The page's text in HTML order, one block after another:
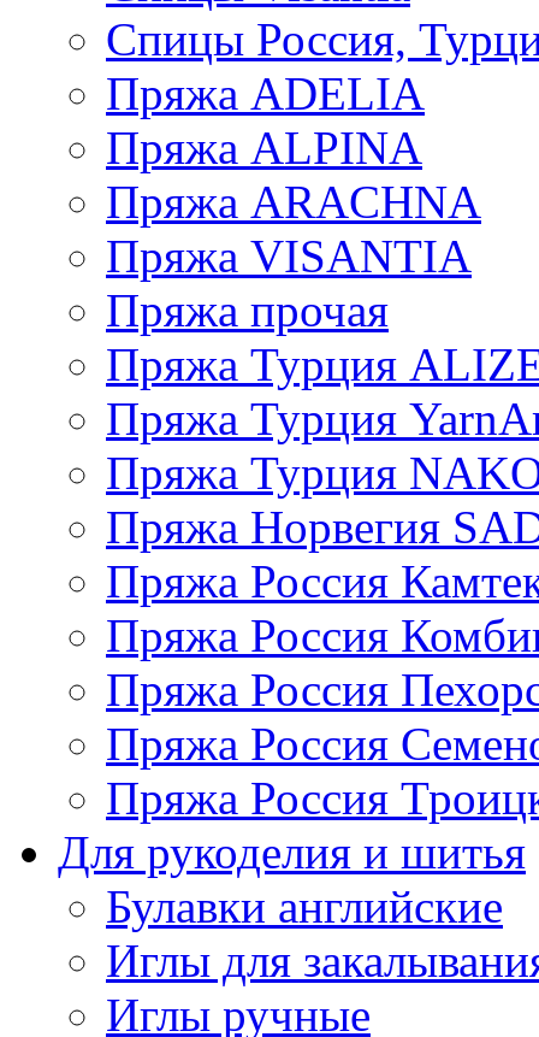
Спицы Россия,
Пряжа ADELIA
Пряжа ALPINA
Пряжа ARACHNA
Пряжа VISANTIA
Пряжа прочая
Пряжа Турция
Пряжа Турция
Пряжа Турция
Пряжа Норвегия
Пряжа Россия
Пряжа Россия
Пряжа Россия
Пряжа Россия
Пряжа Россия
Для рукоделия и шитья
Булавки английские
Иглы для
Иглы ручные